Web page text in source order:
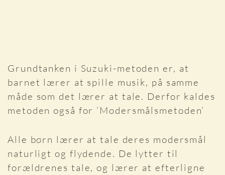
Grundtanken i Suzuki-metoden er, at
barnet lærer at spille musik, på samme
måde som det lærer at tale. Derfor kaldes
metoden også for ’Modersmålsmetoden’
Alle børn lærer at tale deres modersmål
naturligt og flydende. De lytter til
forældrenes tale, og lærer at efterligne